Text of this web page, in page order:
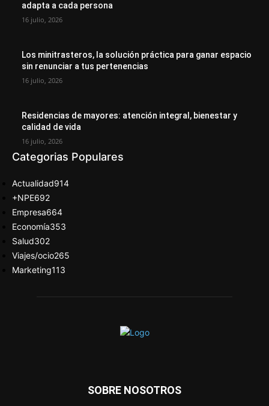
adapta a cada persona
16 julio, 2026
Los minitrasteros, la solución práctica para ganar espacio
sin renunciar a tus pertenencias
16 julio, 2026
Residencias de mayores: atención integral, bienestar y
calidad de vida
16 julio, 2026
Categorias Populares
Actualidad914
+NPE692
Empresa664
Economía353
Salud302
Viajes/ocio265
Marketing113
SOBRE NOSOTROS